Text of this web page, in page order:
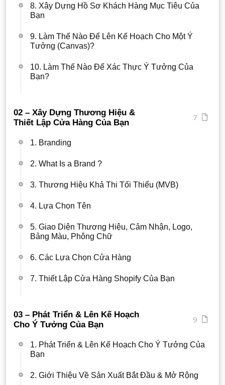
8. Xây Dựng Hồ Sơ Khách Hàng Mục Tiêu Của
Bạn
9. Làm Thế Nào Để Lên Kế Hoạch Cho Một Ý
Tưởng (Canvas)?
10. Làm Thế Nào Để Xác Thực Ý Tưởng Của
Bạn?
02 – Xây Dựng Thương Hiệu &
Thiết Lập Cửa Hàng Của Bạn
7
1. Branding
2. What Is a Brand ?
3. Thương Hiệu Khả Thi Tối Thiểu (MVB)
4. Lựa Chọn Tên
5. Giao Diện Thương Hiệu, Cảm Nhận, Logo,
Bảng Màu, Phông Chữ
6. Các Lựa Chọn Cửa Hàng
7. Thiết Lập Cửa Hàng Shopify Của Bạn
03 – Phát Triển & Lên Kế Hoạch
Cho Ý Tưởng Của Bạn
9
1. Phát Triển & Lên Kế Hoạch Cho Ý Tưởng Của
Bạn
2. Giới Thiệu Về Sản Xuất Bắt Đầu & Mở Rộng